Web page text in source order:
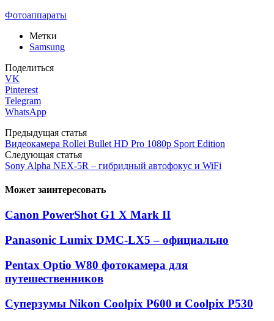
Фотоаппараты
Метки
Samsung
Поделиться
VK
Pinterest
Telegram
WhatsApp
Предыдущая статья
Видеокамера Rollei Bullet HD Pro 1080p Sport Edition
Следующая статья
Sony Alpha NEX-5R – гибридный автофокус и WiFi
Может заинтересовать
Canon PowerShot G1 X Mark II
Panasonic Lumix DMC-LX5 – официально
Pentax Optio W80 фотокамера для
путешественников
Суперзумы Nikon Coolpix P600 и Coolpix P530